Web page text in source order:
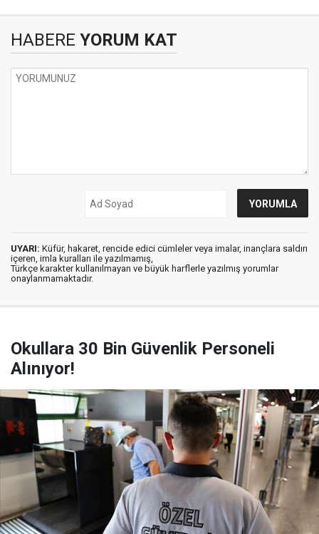
HABERE YORUM KAT
UYARI: Küfür, hakaret, rencide edici cümleler veya imalar, inançlara saldırı
içeren, imla kuralları ile yazılmamış,
Türkçe karakter kullanılmayan ve büyük harflerle yazılmış yorumlar
onaylanmamaktadır.
Okullara 30 Bin Güvenlik Personeli
Alınıyor!